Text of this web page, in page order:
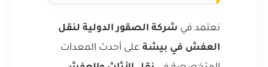
نعتمد في شركة الصقور الدولية لنقل
العفش في بيشة على أحدث المعدات